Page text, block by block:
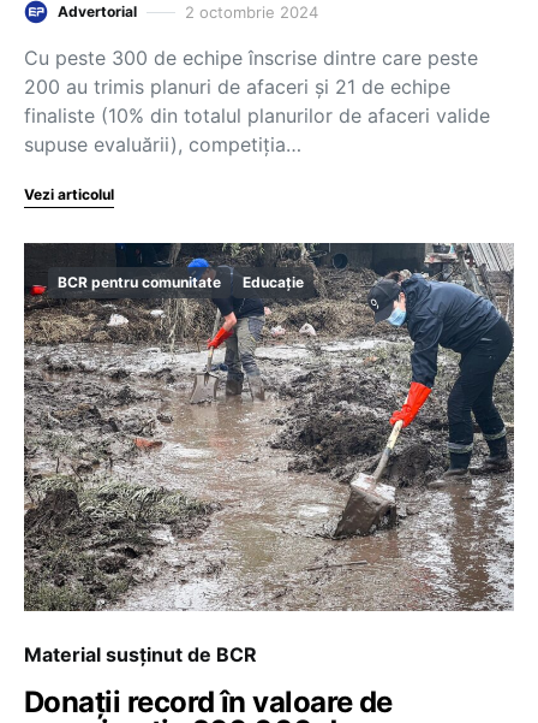
Advertorial 2 octombrie 2024
Cu peste 300 de echipe înscrise dintre care peste
200 au trimis planuri de afaceri și 21 de echipe
finaliste (10% din totalul planurilor de afaceri valide
supuse evaluării), competiția…
Vezi articolul
BCR pentru comunitate Educație
Material susținut de BCR
Donații record în valoare de